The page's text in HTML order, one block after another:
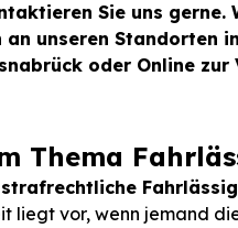
Sie uns gerne.
an unseren Standorten
oder Online zur
Thema
liegt vor, wenn jemand